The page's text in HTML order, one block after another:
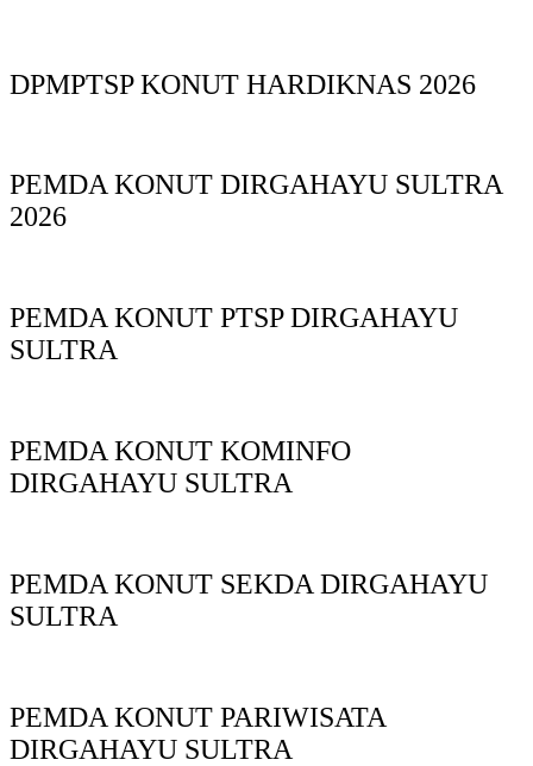
DPMPTSP KONUT HARDIKNAS 2026
PEMDA KONUT DIRGAHAYU SULTRA
2026
PEMDA KONUT PTSP DIRGAHAYU
SULTRA
PEMDA KONUT KOMINFO
DIRGAHAYU SULTRA
PEMDA KONUT SEKDA DIRGAHAYU
SULTRA
PEMDA KONUT PARIWISATA
DIRGAHAYU SULTRA